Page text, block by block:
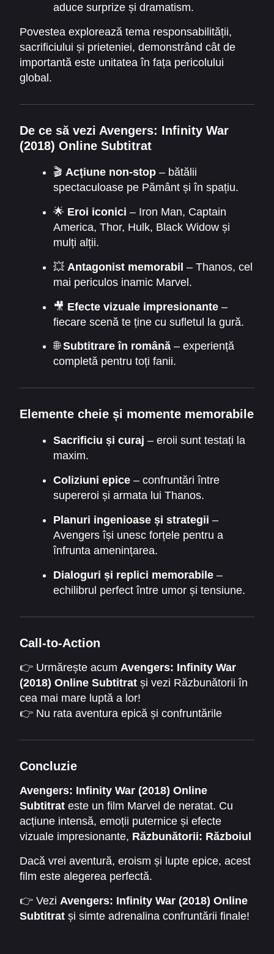
aduce surprize și dramatism.
Povestea explorează tema responsabilității,
sacrificiului și prieteniei, demonstrând cât de
importantă este unitatea în fața pericolului
global.
De ce să vezi Avengers: Infinity War
(2018) Online Subtitrat
🎬 Acțiune non-stop– bătălii
spectaculoase pe Pământ și în spațiu.
🌟 Eroi iconici – Iron Man, Captain
America, Thor, Hulk, Black Widow și
mulți alții.
💥 Antagonist memorabil – Thanos, cel
mai periculos inamic Marvel.
🎥 Efecte vizuale impresionante–
fiecare scenă te ține cu sufletul la gură.
🌐Subtitrare în română– experiență
completă pentru toți fanii.
Elemente cheie și momente memorabile
Sacrificiu și curaj – eroii sunt testați la
maxim.
Coliziuni epice– confruntări între
supereroi și armata lui Thanos.
Planuri ingenioase și strategii –
Avengers își unesc forțele pentru a
înfrunta amenințarea.
Dialoguri și replici memorabile–
echilibrul perfect între umor și tensiune.
Call-to-Action
👉 Urmărește acum Avengers: Infinity War
(2018) Online Subtitrat și vezi Răzbunătorii în
cea mai mare luptă a lor!
👉 Nu rata aventura epică și confruntările
👉 Dă play și fii martor la Războiul Infinitului al
supereroilor Marvel!
Concluzie
Avengers: Infinity War (2018) Online
Subtitrat este un film Marvel de neratat. Cu
acțiune intensă, emoții puternice și efecte
vizuale impresionante, Răzbunătorii: Războiul
completă. Filmul arată că adevărata putere a
Răzbunătorilor stă în unitate și curaj, iar fiecare
decizie poate schimba soarta universului.
Dacă vrei aventură, eroism și lupte epice, acest
film este alegerea perfectă.
👉 Vezi Avengers: Infinity War (2018) Online
Subtitrat și simte adrenalina confruntării finale!